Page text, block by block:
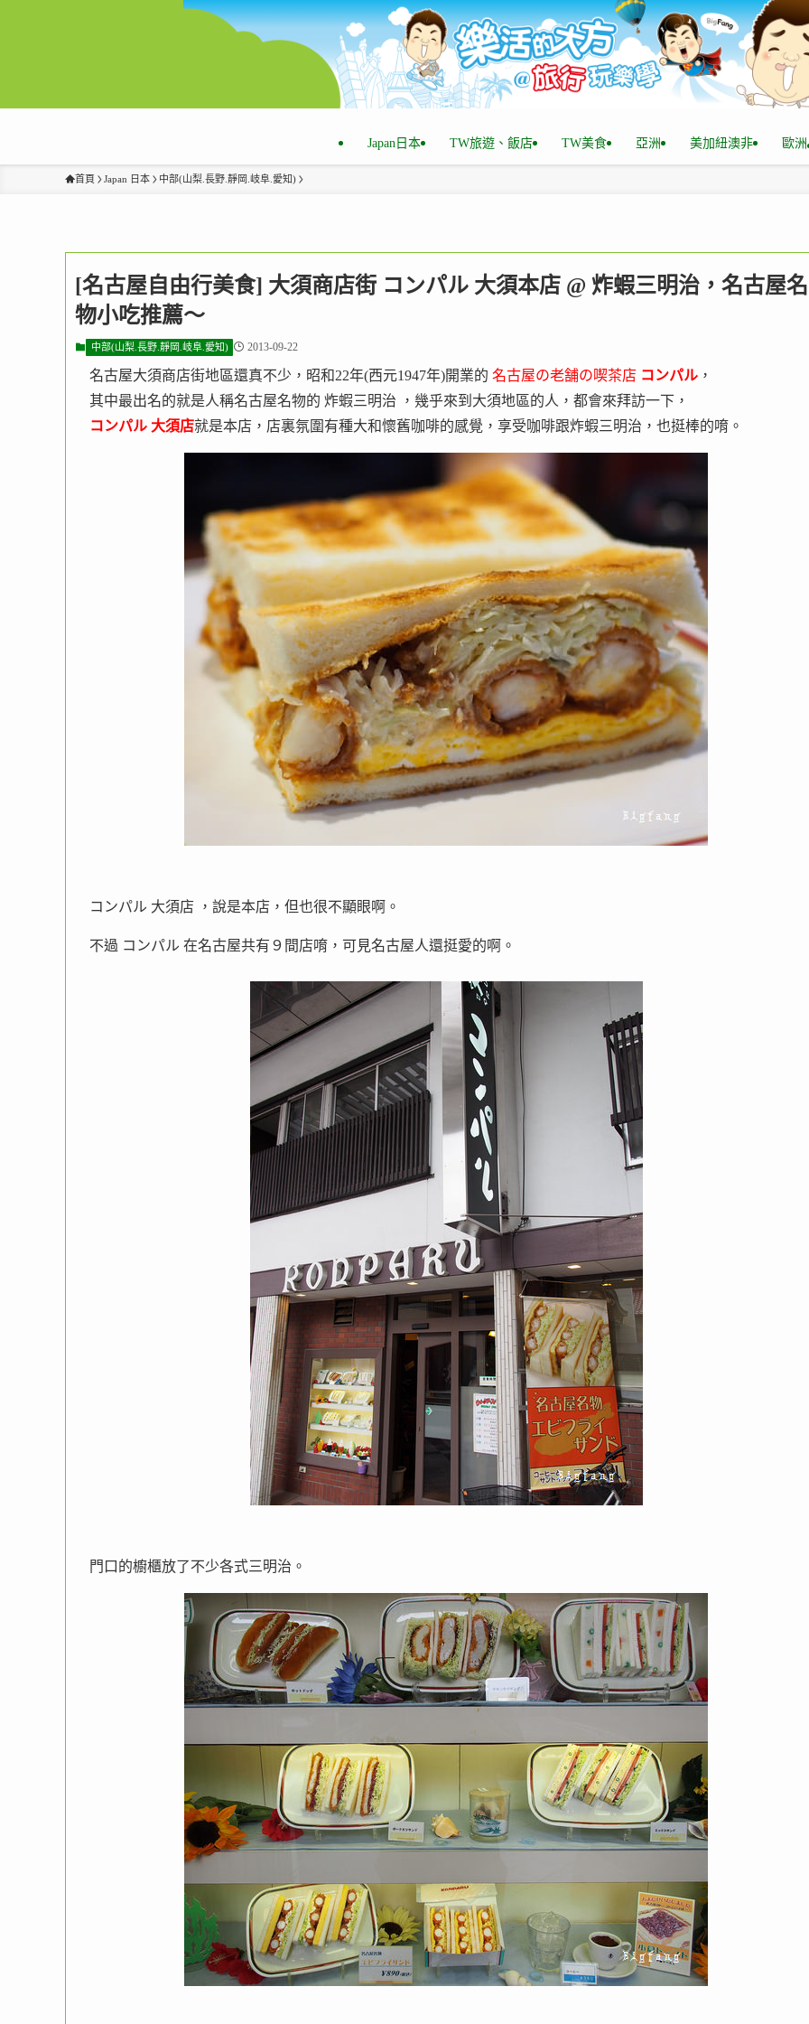
Japan日本 TW旅遊、飯店 TW美食 亞洲 美加紐澳非 歐洲
首頁 Japan 日本 中部(山梨.長野.靜岡.岐阜.愛知)
[名古屋自由行美食] 大須商店街 コンパル 大須本店 @ 炸蝦三明治，名古屋名
物小吃推薦～
中部(山梨.長野.靜岡.岐阜.愛知) 2013-09-22
名古屋大須商店街地區還真不少，昭和22年(西元1947年)開業的 名古屋の老舗の喫茶店 コンパル ，
其中最出名的就是人稱名古屋名物的 炸蝦三明治 ，幾乎來到大須地區的人，都會來拜訪一下，
コンパル 大須店就是本店，店裏氛圍有種大和懷舊咖啡的感覺，享受咖啡跟炸蝦三明治，也挺棒的唷。
コンパル 大須店 ，說是本店，但也很不顯眼啊。
不過 コンパル 在名古屋共有９間店唷，可見名古屋人還挺愛的啊。
門口的櫥櫃放了不少各式三明治。